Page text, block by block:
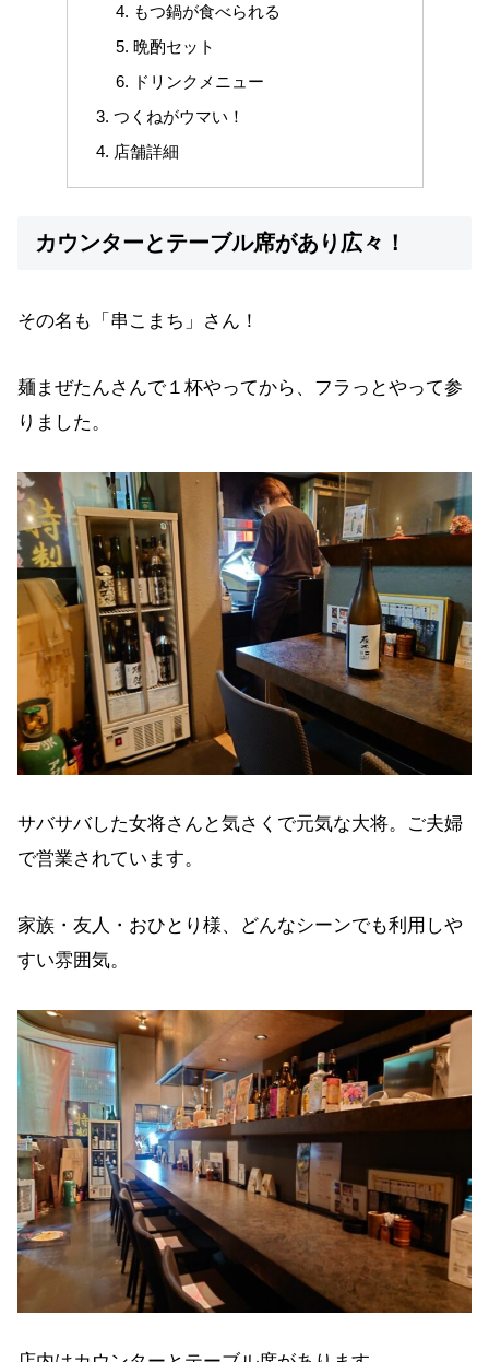
もつ鍋が食べられる
晩酌セット
ドリンクメニュー
つくねがウマい！
店舗詳細
カウンターとテーブル席があり広々！
その名も「串こまち」さん！
麺まぜたんさんで１杯やってから、フラっとやって参
りました。
サバサバした女将さんと気さくで元気な大将。ご夫婦
で営業されています。
家族・友人・おひとり様、どんなシーンでも利用しや
すい雰囲気。